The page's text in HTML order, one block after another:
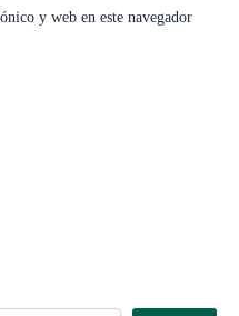
y web en este navegador